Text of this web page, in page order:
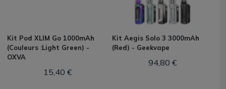
Kit Pod XLIM Go 1000mAh
(Couleurs :Light Green) -
OXVA
15,40 €
Kit Aegis Solo 3 3000mAh
(Red) - Geekvape
94,80 €